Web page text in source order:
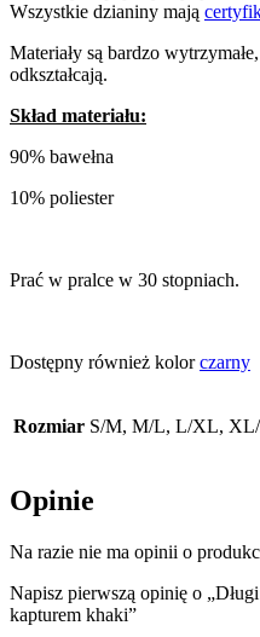
Wszystkie dzianiny mają
Materiały są bardzo
odkształcają.
Skład materiału:
90% bawełna
10% poliester
Prać w pralce w 30 stopniach.
Dostępny również kolorczarny
Rozmiar S/M, M/L, L/XL,
Opinie
Na razie nie ma opinii o
Napisz pierwszą opinię o
kapturem khaki”